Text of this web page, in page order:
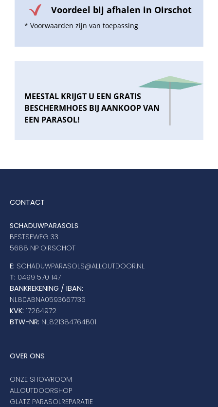
Voordeel bij afhalen in Oirschot
* Voorwaarden zijn van toepassing
MEESTAL KRIJGT U EEN GRATIS
BESCHERMHOES BIJ AANKOOP VAN
EEN PARASOL!
CONTACT
SCHADUWPARASOLS
BESTSEWEG 33
5688 NP OIRSCHOT
E: SCHADUWPARASOLS@ALLOUTDOOR.NL
T: 0499 570 147
BANKREKENING / IBAN:
NL80ABNA0593667735
KVK: 17264972
BTW-NR: NL821384764B01
OVER ONS
ONZE SHOWROOM
ALLOUTDOORSHOP
GLATZ PARASOLREPARATIE